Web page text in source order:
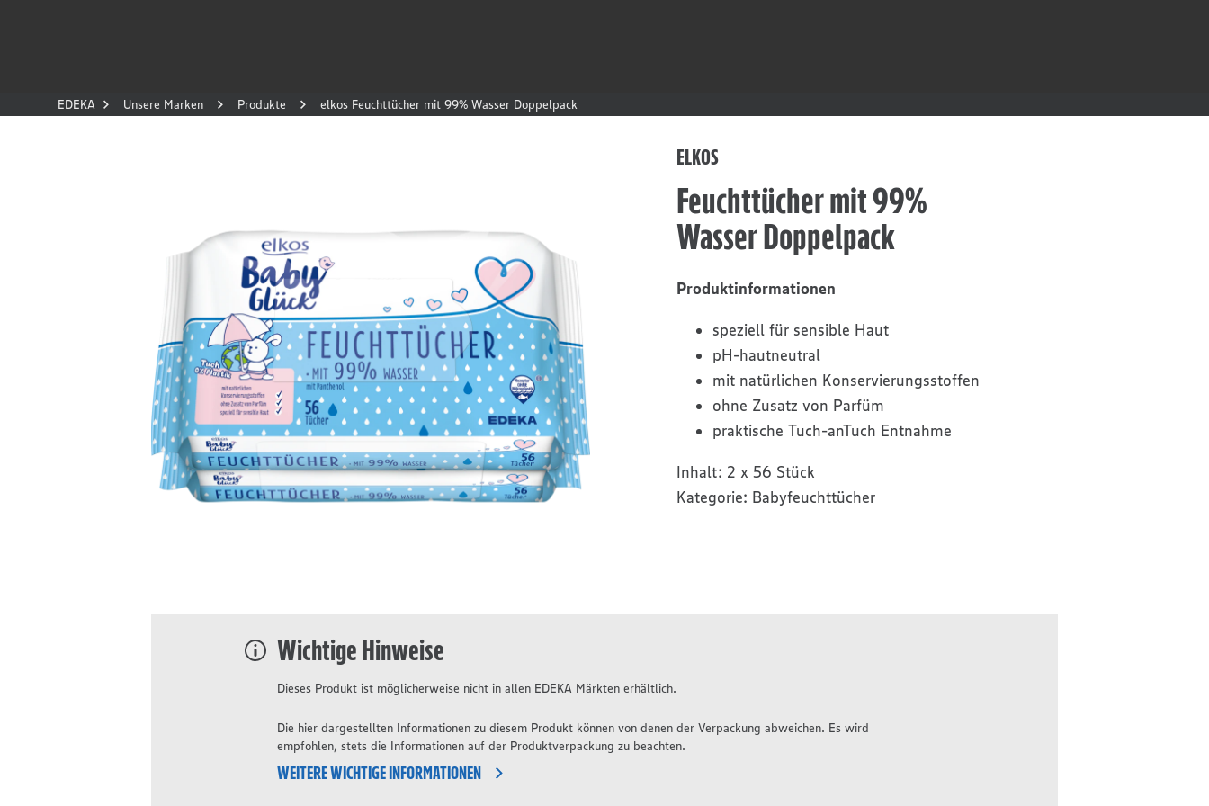
EDEKA Unsere Marken Produkte elkos Feuchttücher mit 99% Wasser Doppelpack
ELKOS
Feuchttücher mit 99%
Wasser Doppelpack
Produktinformationen
speziell für sensible Haut
pH-hautneutral
mit natürlichen Konservierungsstoffen
ohne Zusatz von Parfüm
praktische Tuch-anTuch Entnahme
Inhalt: 2 x 56 Stück
Kategorie: Babyfeuchttücher
Wichtige Hinweise
Dieses Produkt ist möglicherweise nicht in allen EDEKA Märkten erhältlich.
Die hier dargestellten Informationen zu diesem Produkt können von denen der Verpackung abweichen. Es wird
empfohlen, stets die Informationen auf der Produktverpackung zu beachten.
WEITERE WICHTIGE INFORMATIONEN